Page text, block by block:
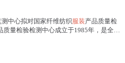
中心拟对国家纤维纺织服装产品质量检
质量检验检测中心成立于1985年，是全国